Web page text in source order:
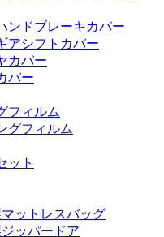
ンドブレーキカバー
アシフトカバー
カバー
バー
フィルム
グフィルム
ット
ットレスバッグ
ッパードア